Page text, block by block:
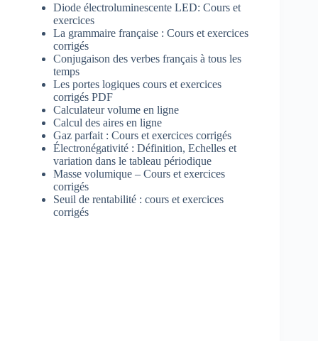
Diode électroluminescente LED: Cours et
exercices
La grammaire française : Cours et exercices
corrigés
Conjugaison des verbes français à tous les
temps
Les portes logiques cours et exercices
corrigés PDF
Calculateur volume en ligne
Calcul des aires en ligne
Gaz parfait : Cours et exercices corrigés
Électronégativité : Définition, Echelles et
variation dans le tableau périodique
Masse volumique – Cours et exercices
corrigés
Seuil de rentabilité : cours et exercices
corrigés